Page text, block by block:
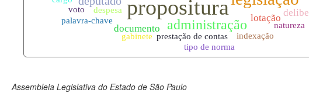
legislacao_norma_anotacoes.xml
Assembleia Legislativa do Estado de São Paulo